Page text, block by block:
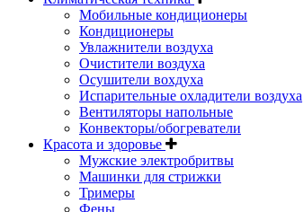
Мобильные кондиционеры
Кондиционеры
Увлажнители воздуха
Очистители воздуха
Осушители вохдуха
Испарительные охладители воздуха
Вентиляторы напольные
Конвекторы/обогреватели
Красота и здоровье
Мужские электробритвы
Машинки для стрижки
Тримеры
Фены